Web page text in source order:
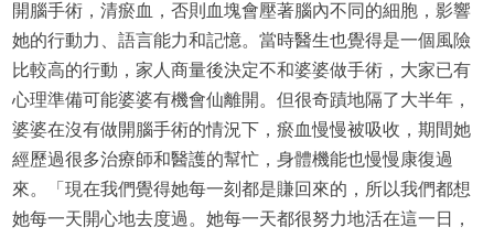
開腦手術，清瘀血，否則血塊會壓著腦內不同的細胞，影響
她的行動力、語言能力和記憶。當時醫生也覺得是一個風險
比較高的行動，家人商量後決定不和婆婆做手術，大家已有
心理準備可能婆婆有機會仙離開。但很奇蹟地隔了大半年，
婆婆在沒有做開腦手術的情況下，瘀血慢慢被吸收，期間她
經歷過很多治療師和醫護的幫忙，身體機能也慢慢康復過
來。「現在我們覺得她每一刻都是賺回來的，所以我們都想
她每一天開心地去度過。她每一天都很努力地活在這一日，